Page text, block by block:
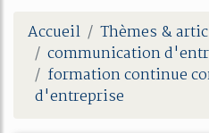
Accueil
Thèmes &
communication
formation continue
d'entreprise